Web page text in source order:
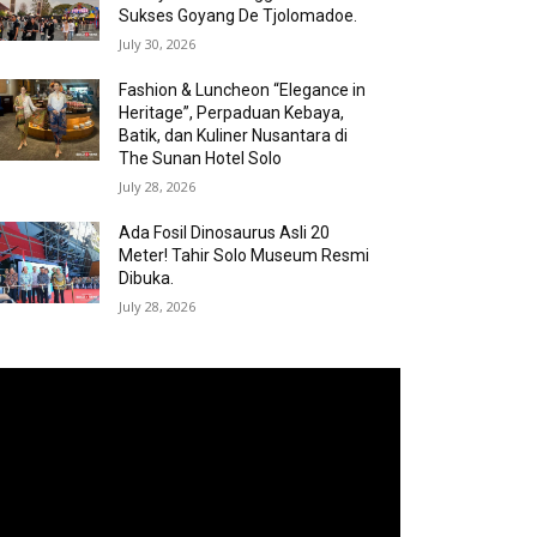
Sukses Goyang De Tjolomadoe.
July 30, 2026
Fashion & Luncheon “Elegance in
Heritage”, Perpaduan Kebaya,
Batik, dan Kuliner Nusantara di
The Sunan Hotel Solo
July 28, 2026
Ada Fosil Dinosaurus Asli 20
Meter! Tahir Solo Museum Resmi
Dibuka.
July 28, 2026